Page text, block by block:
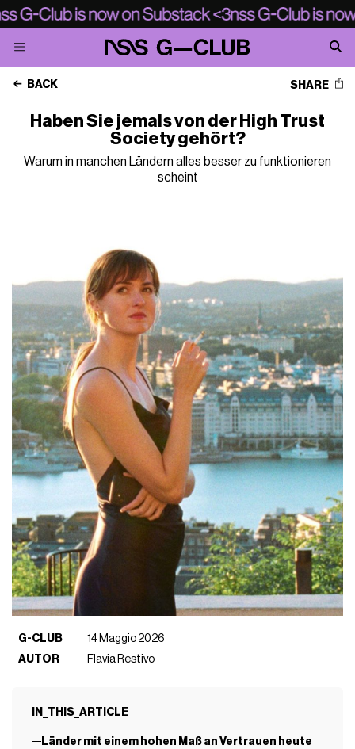
BACK SHARE
Haben Sie jemals von der High Trust
Society gehört?
Warum in manchen Ländern alles besser zu funktionieren
scheint
G-CLUB
14 Maggio 2026
AUTOR
Flavia Restivo
IN_THIS_ARTICLE
Länder mit einem hohen Maß an Vertrauen heute